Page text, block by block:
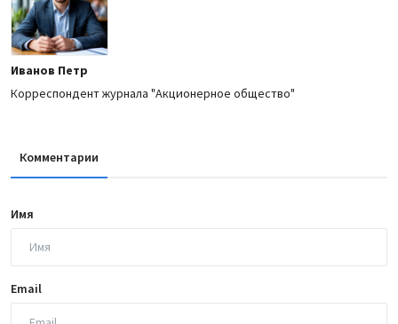
Иванов Петр
Корреспондент журнала "Акционерное общество"
Комментарии
Имя
Email